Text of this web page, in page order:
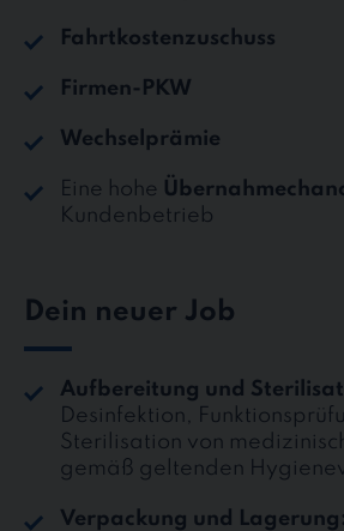
Fahrtkostenzuschuss
Firmen-PKW
Wechselprämie
Eine hohe
Kundenbetrieb
Dein neuer Job
Aufbereitung und
Desinfektion,
Sterilisation von
gemäß geltenden
Verpackung und Lagerung: